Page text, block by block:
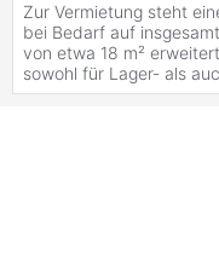
Zur Vermietung steht
bei Bedarf auf
von etwa 18 m²
sowohl für Lager- als